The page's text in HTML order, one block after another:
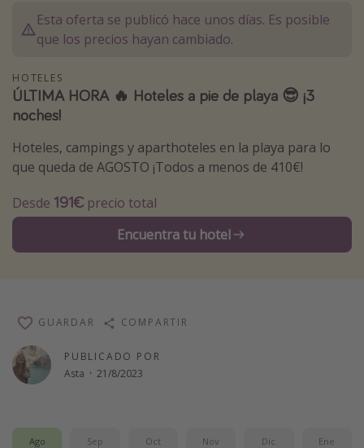
Grecia
Marruecos
Islas Baleares
México
Tailandia
Maldivas
Albania
Inspiración para viajes
Camping
Viajar sola como mujer
Ofertas para Vacaciones Activas
Viajes en familia
Viajes para singles
Esta oferta se publicó hace unos días. Es posible
que los precios hayan cambiado.
HOTELES
ÚLTIMA HORA 🔥 Hoteles a pie de playa 😎 ¡3
noches!
Hoteles, campings y aparthoteles en la playa para lo
que queda de AGOSTO ¡Todos a menos de 410€!
Desde 191€ precio total
Encuentra tu hotel
PUBLICADO POR
Asta · 21/8/2023
GUARDAR COMPARTIR
Ago Sep Oct Nov Dic Ene